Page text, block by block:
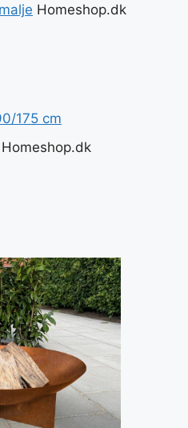
Homeshop.dk
Homeshop.dk